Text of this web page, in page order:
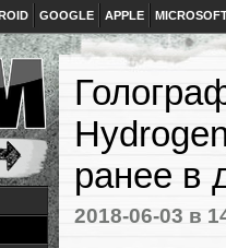
GOOGLE APPLE
ранее в
2018-06-03 в